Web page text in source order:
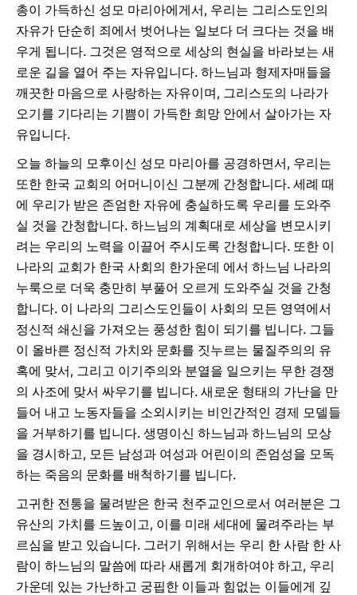
총이 가득하신 성모 마리아에게서, 우리는 그리스도인의
자유가 단순히 죄에서 벗어나는 일보다 더 크다는 것을 배
우게 됩니다. 그것은 영적으로 세상의 현실을 바라보는 새
로운 길을 열어 주는 자유입니다. 하느님과 형제자매들을
깨끗한 마음으로 사랑하는 자유이며, 그리스도의 나라가
오기를 기다리는 기쁨이 가득한 희망 안에서 살아가는 자
유입니다.
오늘 하늘의 모후이신 성모 마리아를 공경하면서, 우리는
또한 한국 교회의 어머니이신 그분께 간청합니다. 세례 때
에 우리가 받은 존엄한 자유에 충실하도록 우리를 도와주
실 것을 간청합니다. 하느님의 계획대로 세상을 변모시키
려는 우리의 노력을 이끌어 주시도록 간청합니다. 또한 이
나라의 교회가 한국 사회의 한가운데 에서 하느님 나라의
누룩으로 더욱 충만히 부풀어 오르게 도와주실 것을 간청
합니다. 이 나라의 그리스도인들이 사회의 모든 영역에서
정신적 쇄신을 가져오는 풍성한 힘이 되기를 빕니다. 그들
이 올바른 정신적 가치와 문화를 짓누르는 물질주의의 유
혹에 맞서, 그리고 이기주의와 분열을 일으키는 무한 경쟁
의 사조에 맞서 싸우기를 빕니다. 새로운 형태의 가난을 만
들어 내고 노동자들을 소외시키는 비인간적인 경제 모델들
을 거부하기를 빕니다. 생명이신 하느님과 하느님의 모상
을 경시하고, 모든 남성과 여성과 어린이의 존엄성을 모독
하는 죽음의 문화를 배척하기를 빕니다.
고귀한 전통을 물려받은 한국 천주교인으로서 여러분은 그
유산의 가치를 드높이고, 이를 미래 세대에 물려주라는 부
르심을 받고 있습니다. 그러기 위해서는 우리 한 사람 한 사
람이 하느님의 말씀에 따라 새롭게 회개하여야 하고, 우리
가운데 있는 가난하고 궁핍한 이들과 힘없는 이들에게 깊